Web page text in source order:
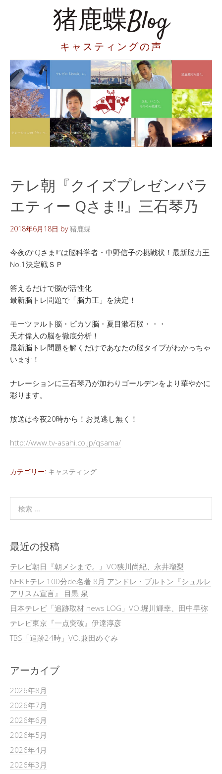
猪鹿蝶Blog
キャスティングの声
テレ朝『クイズプレゼンバラ
エティー Qさま!!』三石琴乃
2018年6月18日 by猪鹿蝶
今夜の”Qさま!!”は脳科学者・中野信子の挑戦状！最新脳力王
No.1決定戦ＳＰ
答えるだけで脳が活性化
最新脳トレ問題で「脳力王」を決定！
モーツァルト脳・ピカソ脳・夏目漱石脳・・・
天才偉人の脳を徹底分析！
最新脳トレ問題を解くだけであなたの脳タイプがわかっちゃ
います！
ナレーションに三石琴乃が加わりゴールデンをより華やかに
彩ります。
放送は今夜20時から！お見逃し無く！
http://www.tv-asahi.co.jp/qsama/
カテゴリー: キャスティング
最近の投稿
テレビ朝日『朝メシまで。』VO狭川尚紀、永井瑠梨
NHK Eテレ 100分de名著 8月 アンドレ・ブルトン『シュルレ
アリスム宣言』 目黒 泉
日本テレビ「追跡取材 news LOG」VO.堀川輝幸、田中早弥
テレビ東京『一点突破』伊達淳彦
TBS「追跡24時」VO.兼田めぐみ
アーカイブ
2026年8月
2026年7月
2026年6月
2026年5月
2026年4月
2026年3月